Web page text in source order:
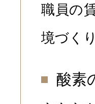
職員の
境づく
酸素